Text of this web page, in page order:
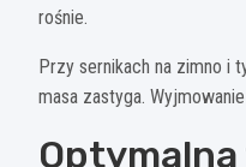
rośnie.
Przy sernikach na zimno i
masa zastyga.